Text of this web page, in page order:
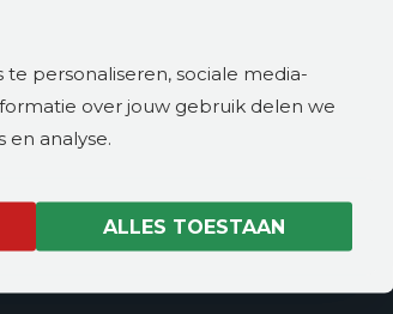
personaliseren, sociale media-
over jouw gebruik delen we
en analyse.
ALLES TOESTAAN